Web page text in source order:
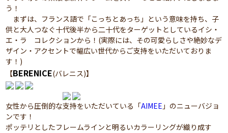
う！
まずは、フランス語で「こっちとあっち」という意味を持ち、子
供と大人つなぐ十代後半から二十代をターゲットとしているイシ・
エ・ラ コレクションから！(実際には、その可愛らしさや絶妙なデ
ザイン・アクセントで幅広い世代からご支持をいただいておりま
す！)
【BERENICE(バレニス)】
女性から圧倒的な支持をいただいている「AIMEE 」のニューバジョ
ンです！
ポッテリとしたフレームラインと明るいカラーリングが織り成す